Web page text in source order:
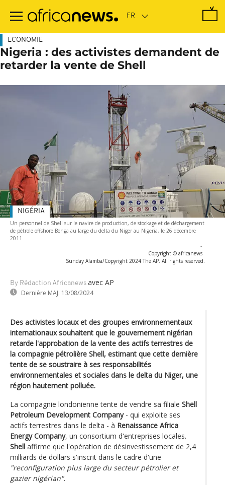
contenu
ECONOMIE
Nigeria : des activistes demandent de
retarder la vente de Shell
Un personnel de Shell sur le navire de production, de stockage et de déchargement
de pétrole offshore Bonga au large du delta du Niger au Nigeria, le 26 décembre
2011
-
Copyright © africanews
Sunday Alamba/Copyright 2024 The AP. All rights reserved.
By Rédaction Africanews avec AP
Dernière MAJ: 13/08/2024
NIGÉRIA
Des activistes locaux et des groupes environnementaux
internationaux souhaitent que le gouvernement nigérian
retarde l'approbation de la vente des actifs terrestres de
la compagnie pétrolière Shell, estimant que cette dernière
tente de se soustraire à ses responsabilités
environnementales et sociales dans le delta du Niger, une
région hautement polluée.
La compagnie londonienne tente de vendre sa filiale Shell
Petroleum Development Company- qui exploite ses
actifs terrestres dans le delta - à Renaissance Africa
Energy Company, un consortium d'entreprises locales.
Shell affirme que l'opération de désinvestissement de 2,4
milliards de dollars s'inscrit dans le cadre d'une
"reconfiguration plus large du secteur pétrolier et
gazier nigérian".